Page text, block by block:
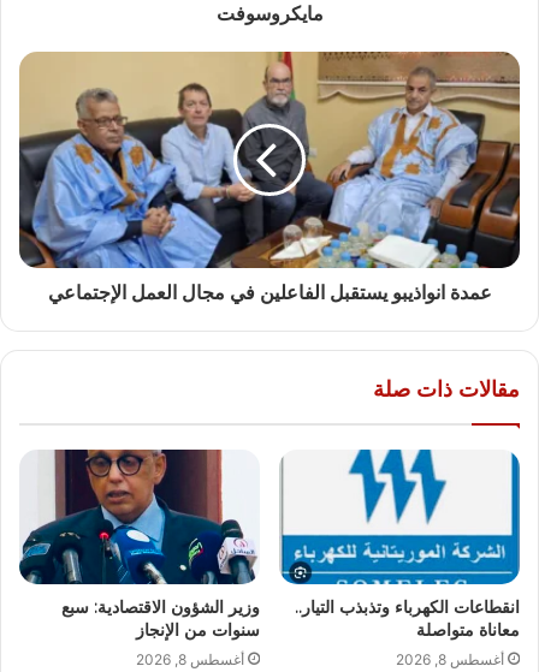
مايكروسوفت
عمدة انواذيبو يستقبل الفاعلين في مجال العمل الإجتماعي
مقالات ذات صلة
انقطاعات الكهرباء وتذبذب التيار..
معاناة متواصلة
أغسطس 8, 2026
وزير الشؤون الاقتصادية: سبع
سنوات من الإنجاز
أغسطس 8, 2026